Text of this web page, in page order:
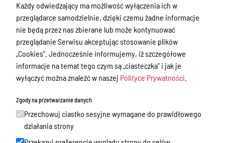
Powiat Olsztyński
Rada Powiatu
Starostwo Powiatowe
Zbycie, użytkowanie wieczyste, najem,
dzierżawa, użyczenie
Sprawy załatwiane internetowo
Oświadczenia majątkowe
Każdy odwiedzający ma możliwość wyłączenia ich w
przeglądarce samodzielnie, dzięki czemu żadne informacje
nie będą przez nas zbierane lub może kontynuować
przeglądanie Serwisu akceptując stosowanie plików
„Cookies”. Jednocześnie informujemy, iż szczegółowe
informacje na temat tego czym są „ciasteczka” i jak je
wyłączyć można znaleźć w naszej Polityce Prywatności
Zgody na przetwarzanie danych
Przechowuj ciastko sesyjne wymagane do prawidłowego
działania strony